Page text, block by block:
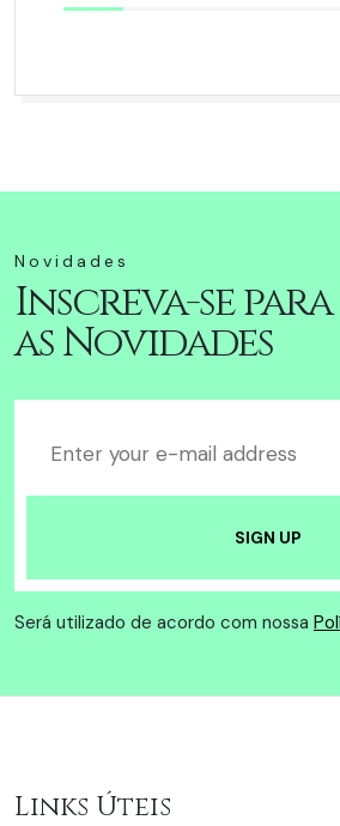
Novidades
Inscreva-se
as Novidades
Será utilizado de acordo com nossa
Links Úteis